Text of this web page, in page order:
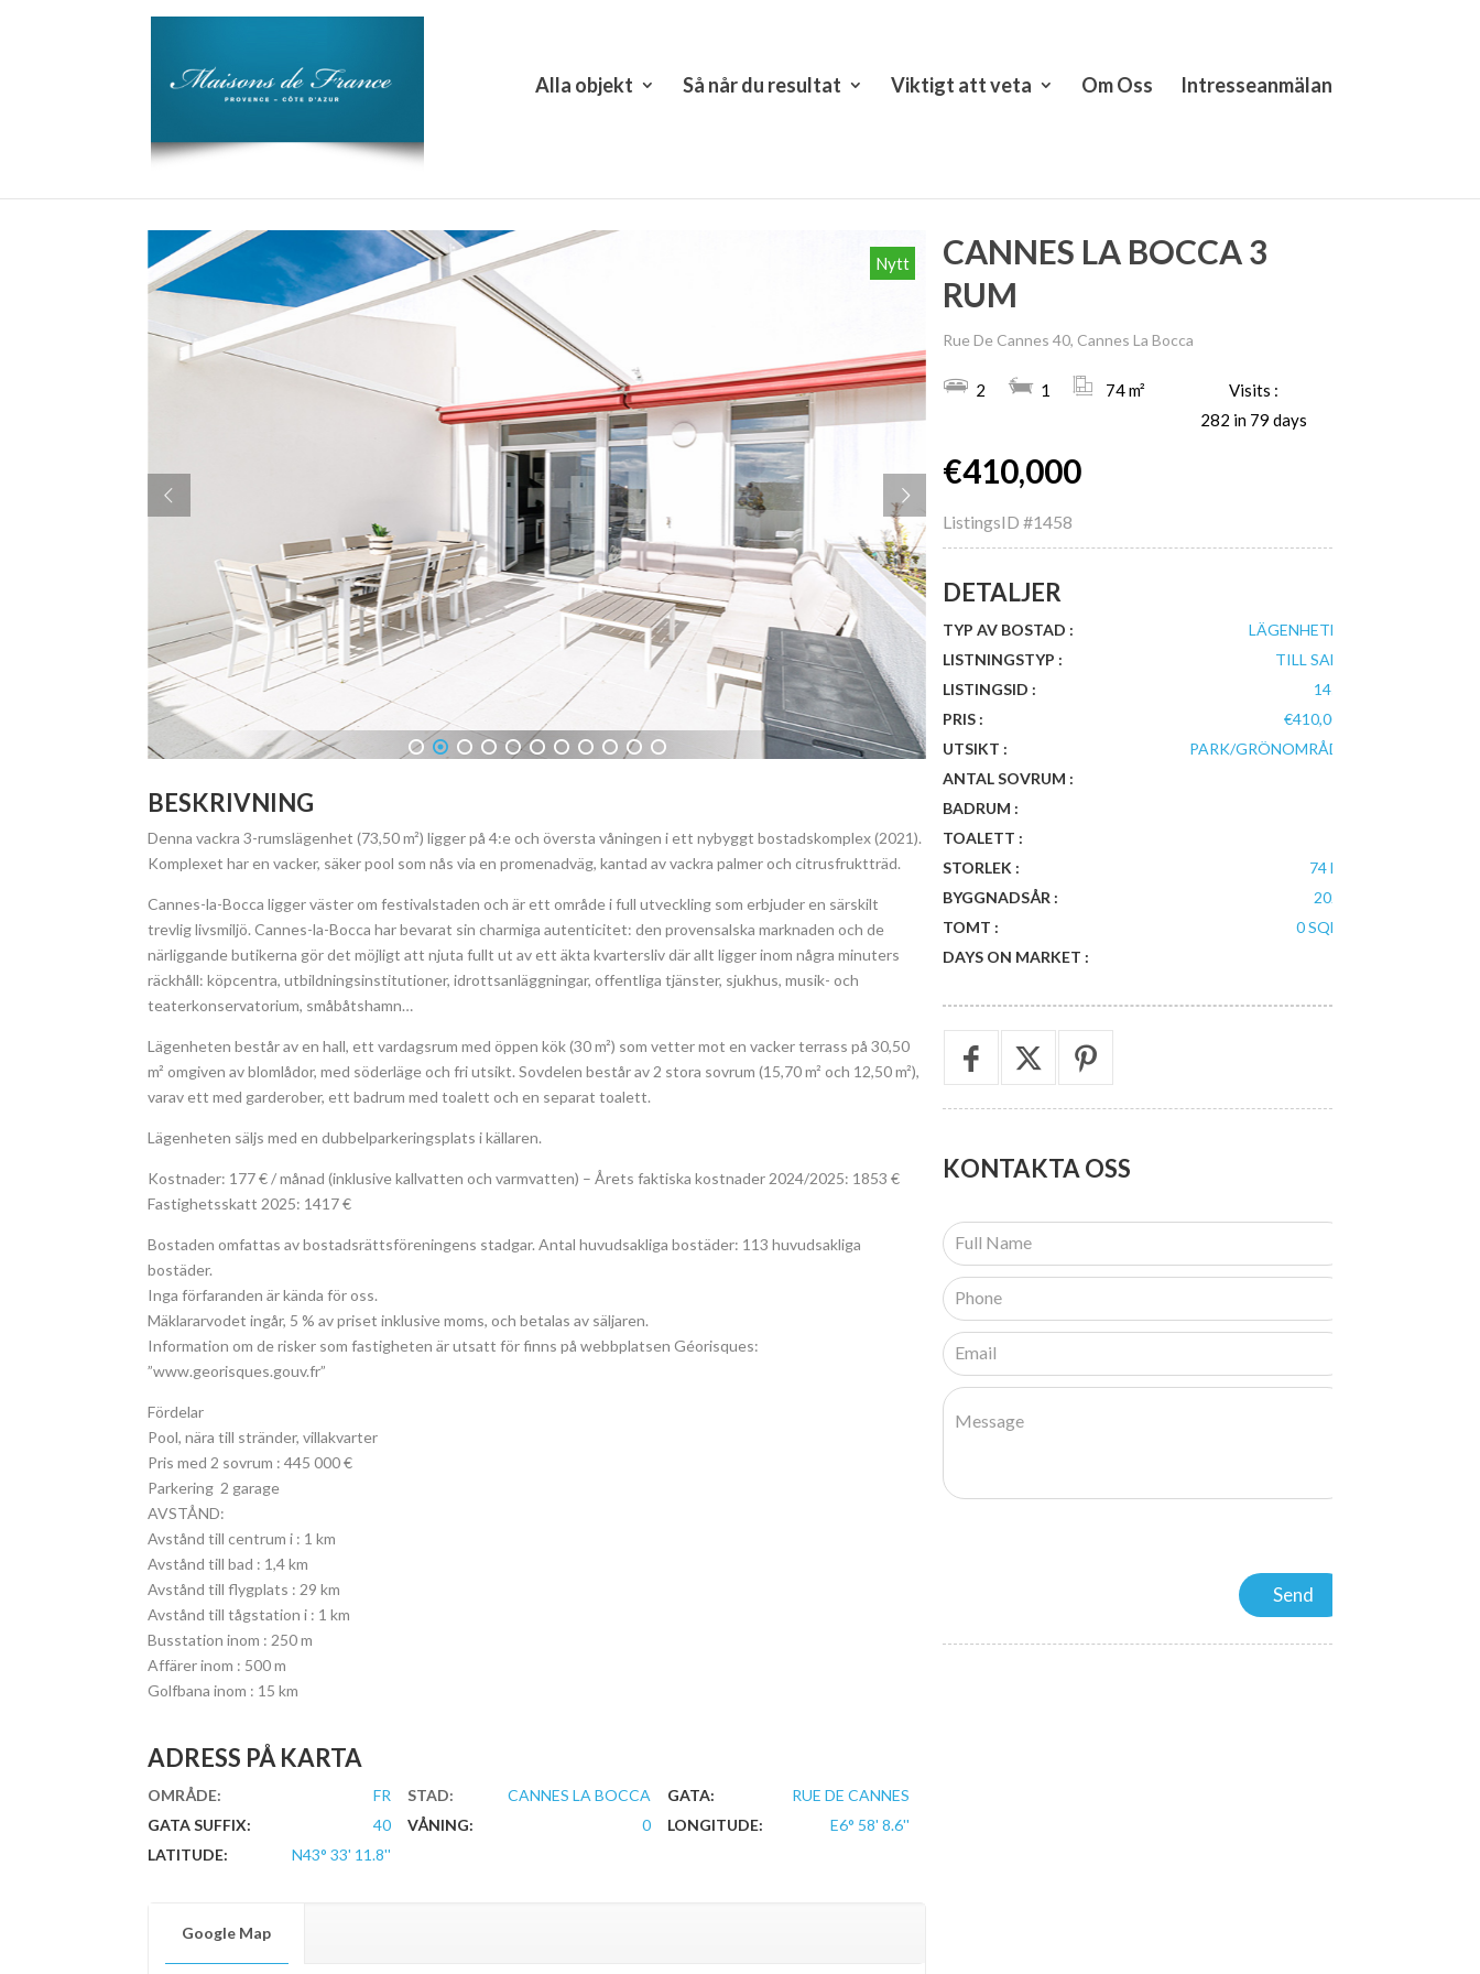
Alla objekt Så når du resultat Viktigt att veta Om Oss Intresseanmälan
1 2 3 4 5 6 7 8 9 10 11
Nytt
BESKRIVNING
Denna vackra 3-rumslägenhet (73,50 m²) ligger på 4:e och översta våningen i ett nybyggt bostadskomplex (2021).
Komplexet har en vacker, säker pool som nås via en promenadväg, kantad av vackra palmer och citrusfruktträd.
Cannes-la-Bocca ligger väster om festivalstaden och är ett område i full utveckling som erbjuder en särskilt
trevlig livsmiljö. Cannes-la-Bocca har bevarat sin charmiga autenticitet: den provensalska marknaden och de
närliggande butikerna gör det möjligt att njuta fullt ut av ett äkta kvartersliv där allt ligger inom några minuters
räckhåll: köpcentra, utbildningsinstitutioner, idrottsanläggningar, offentliga tjänster, sjukhus, musik- och
teaterkonservatorium, småbåtshamn…
Lägenheten består av en hall, ett vardagsrum med öppen kök (30 m²) som vetter mot en vacker terrass på 30,50
m² omgiven av blomlådor, med söderläge och fri utsikt. Sovdelen består av 2 stora sovrum (15,70 m² och 12,50 m²),
varav ett med garderober, ett badrum med toalett och en separat toalett.
Lägenheten säljs med en dubbelparkeringsplats i källaren.
Kostnader: 177 € / månad (inklusive kallvatten och varmvatten) – Årets faktiska kostnader 2024/2025: 1853 €
Fastighetsskatt 2025: 1417 €
Bostaden omfattas av bostadsrättsföreningens stadgar. Antal huvudsakliga bostäder: 113 huvudsakliga
bostäder.
Inga förfaranden är kända för oss.
Mäklararvodet ingår, 5 % av priset inklusive moms, och betalas av säljaren.
Information om de risker som fastigheten är utsatt för finns på webbplatsen Géorisques:
”www.georisques.gouv.fr”
Fördelar
Pool, nära till stränder, villakvarter
Pris med 2 sovrum : 445 000 €
Parkering 2 garage
AVSTÅND:
Avstånd till centrum i : 1 km
Avstånd till bad : 1,4 km
Avstånd till flygplats : 29 km
Avstånd till tågstation i : 1 km
Busstation inom : 250 m
Affärer inom : 500 m
Golfbana inom : 15 km
ADRESS PÅ KARTA
OMRÅDE: FR STAD: CANNES LA BOCCA GATA:
RUE DE CANNES
GATA SUFFIX:
40 VÅNING: 0 LONGITUDE:
E6° 58' 8.6''
LATITUDE:
N43° 33' 11.8''
Google Map
CANNES LA BOCCA 3
RUM
Rue De Cannes 40, Cannes La Bocca
2 1 74 m²
Visits :
282 in 79 days
€410,000
ListingsID#1458
DETALJER
TYP AV BOSTAD :
LÄGENHETER
LISTNINGSTYP :
TILL SALU
LISTINGSID :
1458
PRIS :
€410,000
UTSIKT :
PARK/GRÖNOMRÅDE
ANTAL SOVRUM :
BADRUM :
TOALETT :
STORLEK :
74 M²
BYGGNADSÅR :
2021
TOMT :
0 SQFT
DAYS ON MARKET :
KONTAKTA OSS